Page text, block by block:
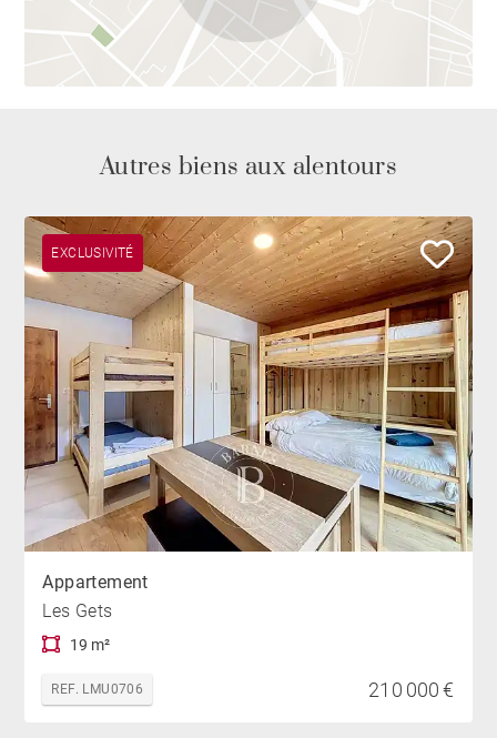
Autres biens aux alentours
EXCLUSIVITÉ
Appartement
Les Gets
19 m²
REF. LMU0706 210 000 €